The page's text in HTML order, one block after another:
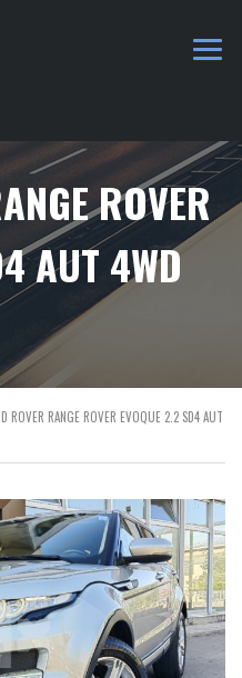
ROVER
AUT 4WD
ROVER RANGE ROVER EVOQUE 2.2 SD4 AUT